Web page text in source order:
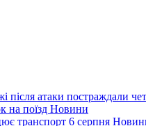
після атаки постраждали
на поїзд Новини
транспорт 6 серпня